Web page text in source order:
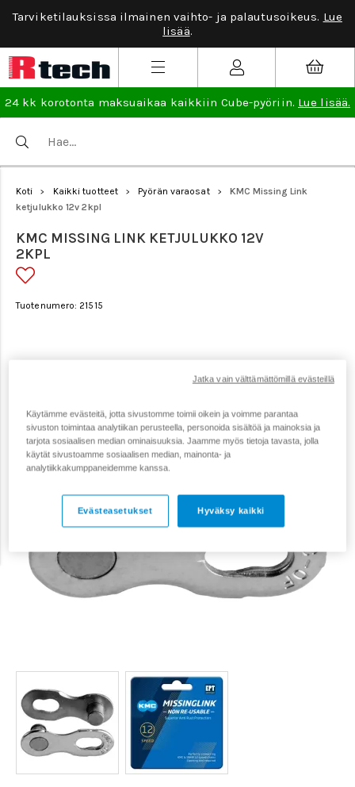
Tarviketilauksissa ilmainen vaihto- ja palautusoikeus. Lue
lisää.
24 kk korotonta maksuaikaa kaikkiin Cube-pyöriin. Lue lisää.
Koti > Kaikki tuotteet > Pyörän varaosat >
KMC Missing Link
ketjulukko 12v 2kpl
KMC MISSING LINK KETJULUKKO 12V
2KPL
Tuotenumero: 21515
Käytämme evästeitä, jotta sivustomme toimii oikein ja voimme parantaa
sivuston toimintaa analytiikan perusteella, personoida sisältöä ja mainoksia ja
tarjota sosiaalisen median ominaisuuksia. Jaamme myös tietoja tavasta, jolla
käytät sivustoamme sosiaalisen median, mainonta- ja
analytiikkakumppaneidemme kanssa.
Hyväksy kaikki
Evästeasetukset
Jatka vain välttämättömillä evästeillä